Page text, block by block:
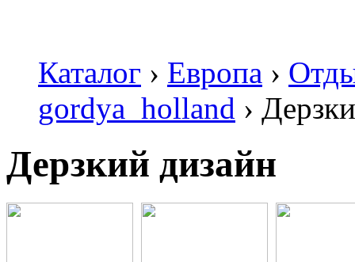
Каталог › Европа ›
gordya_holland ›
Дерзкий дизайн